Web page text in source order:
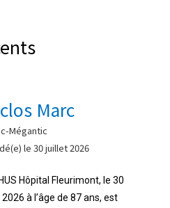
Marc
Mégantic
le 30 juillet 2026
Hôpital Fleurimont, le 30
à l’âge de 87 ans, est